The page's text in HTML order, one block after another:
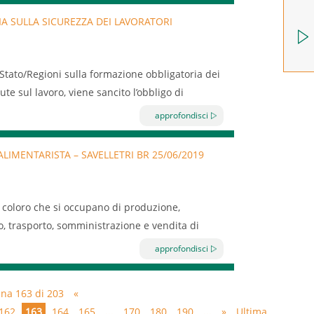
formativa sono 20 e sono tutti
Torre Canne
in;
con i seguenti contenuti:
aziendale.
soggetti aziendali.
del 10/07/2019, viene posticipata a
SULLA SICUREZZA DEI LAVORATORI
Regioni sulla formazione obbligatoria dei
sul lavoro, viene sancito l’obbligo di
di formazione generale e 4 ore di
approfondisci
– SAVELLETRI BR 25/06/2019
che si occupano di produzione,
trasporto, somministrazione e vendita di
dell’esercizio e i suoi familiari che
stesso, destinato, anche
approfondisci
163 di 203
«